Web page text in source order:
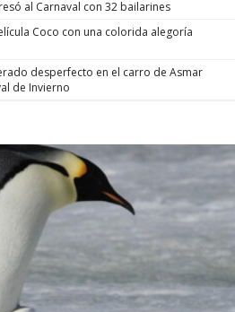
al Carnaval con 32 bailarines
Coco con una colorida alegoría
desperfecto en el carro de Asmar
de Invierno